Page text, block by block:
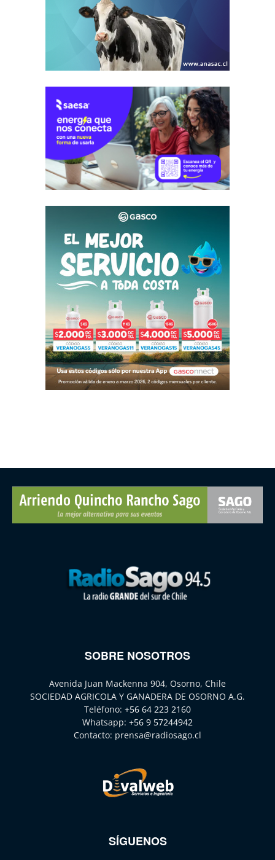
SOBRE NOSOTROS
Avenida Juan Mackenna 904, Osorno, Chile
SOCIEDAD AGRICOLA Y GANADERA DE OSORNO A.G.
Teléfono: +56 64 223 2160
Whatsapp: +56 9 57244942
Contacto: prensa@radiosago.cl
SÍGUENOS